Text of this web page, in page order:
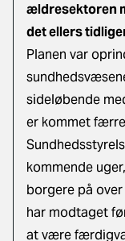
ældresektoren
det ellers
Planen var
sideløbende
er kommet
kommende
borgere på
har modtaget
at være